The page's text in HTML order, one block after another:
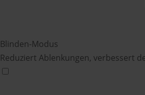
Blinden-Modus
Reduziert Ablenkungen, verbessert